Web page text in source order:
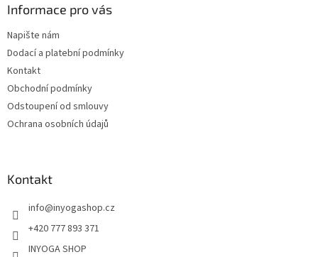
Informace pro vás
Napište nám
Dodací a platební podmínky
Kontakt
Obchodní podmínky
Odstoupení od smlouvy
Ochrana osobních údajů
Kontakt
info@inyogashop.cz
+420 777 893 371
INYOGA SHOP